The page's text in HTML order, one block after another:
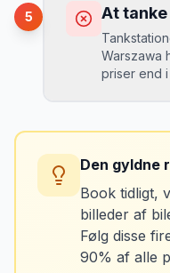
Du kan
var der før
Løsning
MJ
Mikkels
“Jeg
vinkler
5 At
Warszawa
priser end
sidste
Tank bilen
lufthavnen
Den gyldne
Book tidligt,
billeder af
Følg disse
90% af alle